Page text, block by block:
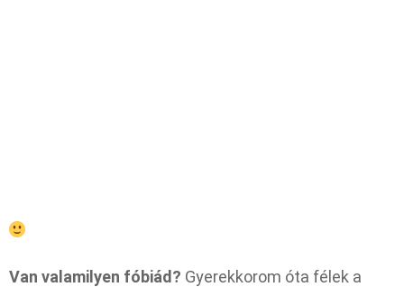
Van valamilyen fóbiád? Gyerekkorom óta félek a